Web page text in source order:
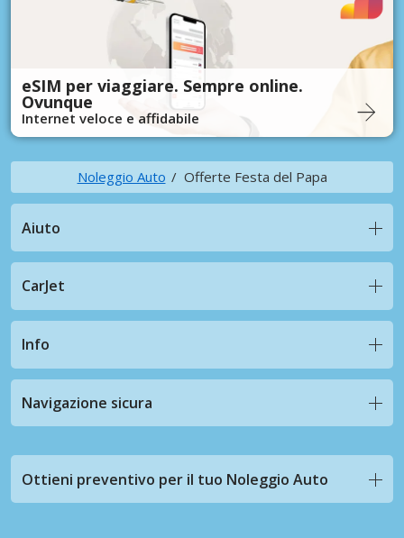
eSIM per viaggiare. Sempre online.
Ovunque
Internet veloce e affidabile
Noleggio Auto Offerte Festa del Papa
Aiuto
CarJet
Info
Navigazione sicura
Ottieni preventivo per il tuo Noleggio Auto